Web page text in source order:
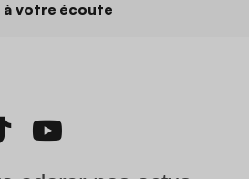
à votre écoute